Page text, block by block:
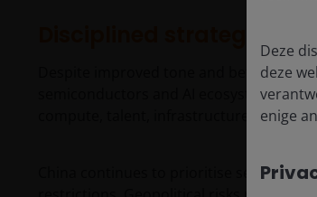
Despite improved tone and better
semiconductors and AI ecosystems,
China continues to prioritise self-
Deze
deze
enige